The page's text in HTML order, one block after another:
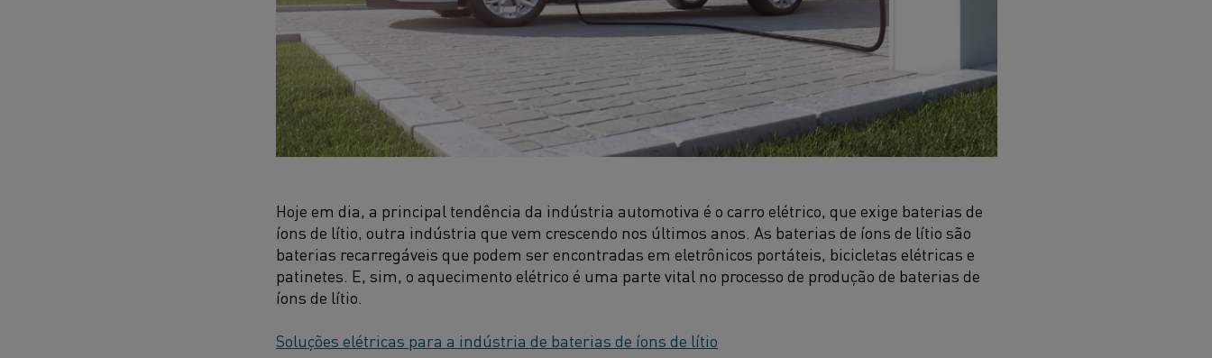
Hoje em dia, a principal tendência da indústria automotiva é o carro elétrico, que exige baterias de
íons de lítio, outra indústria que vem crescendo nos últimos anos. As baterias de íons de lítio são
baterias recarregáveis que podem ser encontradas em eletrônicos portáteis, bicicletas elétricas e
patinetes. E, sim, o aquecimento elétrico é uma parte vital no processo de produção de baterias de
íons de lítio.
Soluções elétricas para a indústria de baterias de íons de lítio